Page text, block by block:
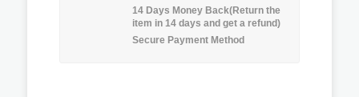
14 Days Money Back(Return the
item in 14 days and get a refund)
Secure Payment Method